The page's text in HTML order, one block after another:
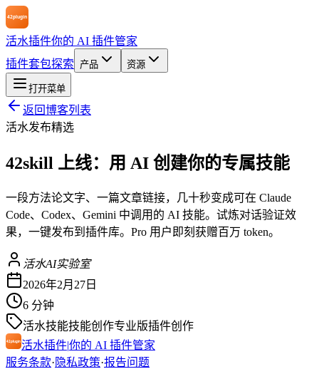
活水插件你的 AI 插件管家
插件套包探索 产品 资源
打开菜单
返回博客列表
活水发布精选
42skill 上线：用 AI 创建你的专属技能
一段方法论文字、一篇文章链接，几十秒变成可在 Claude
Code、Codex、Gemini 中调用的 AI 技能。试炼对话验证效
果，一键发布到插件库。Pro 用户即刻获赠百万 token。
活水AI实验室
2026年2月27日
6 分钟
活水技能技能创作专业版插件创作
活水插件|你的 AI 插件管家
服务条款· 隐私政策·报告问题